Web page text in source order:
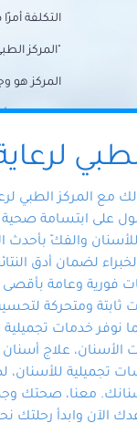
التكلفة
"المركز
المركز هو
احتياجات
وتضمن لك
المتخصص
في أيد
احترافية
مع المركز الطبي
على ابتسامة صحية
والفكّ بأحدث
لضمان أدق
فورية وعامة بأقصى
ثابتة ومتحركة
نوفر خدمات
الأسنان، علاج أسنان
تجميلية
معنا، صحتك
الآن وابدأ رحلتك